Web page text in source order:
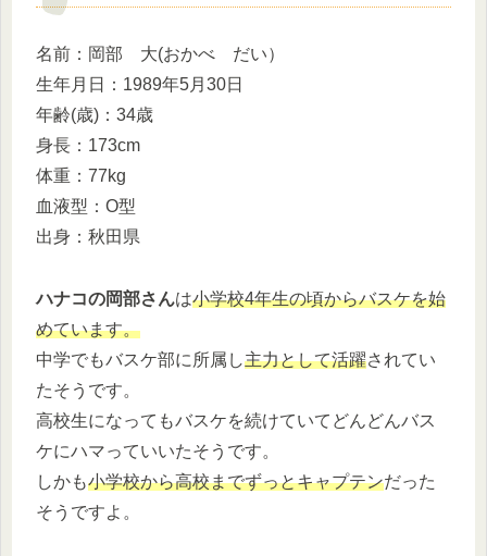
名前：岡部 大(おかべ だい）
生年月日：1989年5月30日
年齢(歳)：34歳
身長：173cm
体重：77kg
血液型：O型
出身：秋田県
ハナコの岡部さんは小学校4年生の頃からバスケを始
めています。
中学でもバスケ部に所属し主力として活躍されてい
たそうです。
高校生になってもバスケを続けていてどんどんバス
ケにハマっていいたそうです。
しかも小学校から高校までずっとキャプテンだった
そうですよ。